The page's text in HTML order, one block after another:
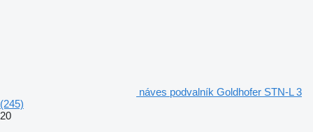
náves podvalník Goldhofer STN-L 3
(245)
20